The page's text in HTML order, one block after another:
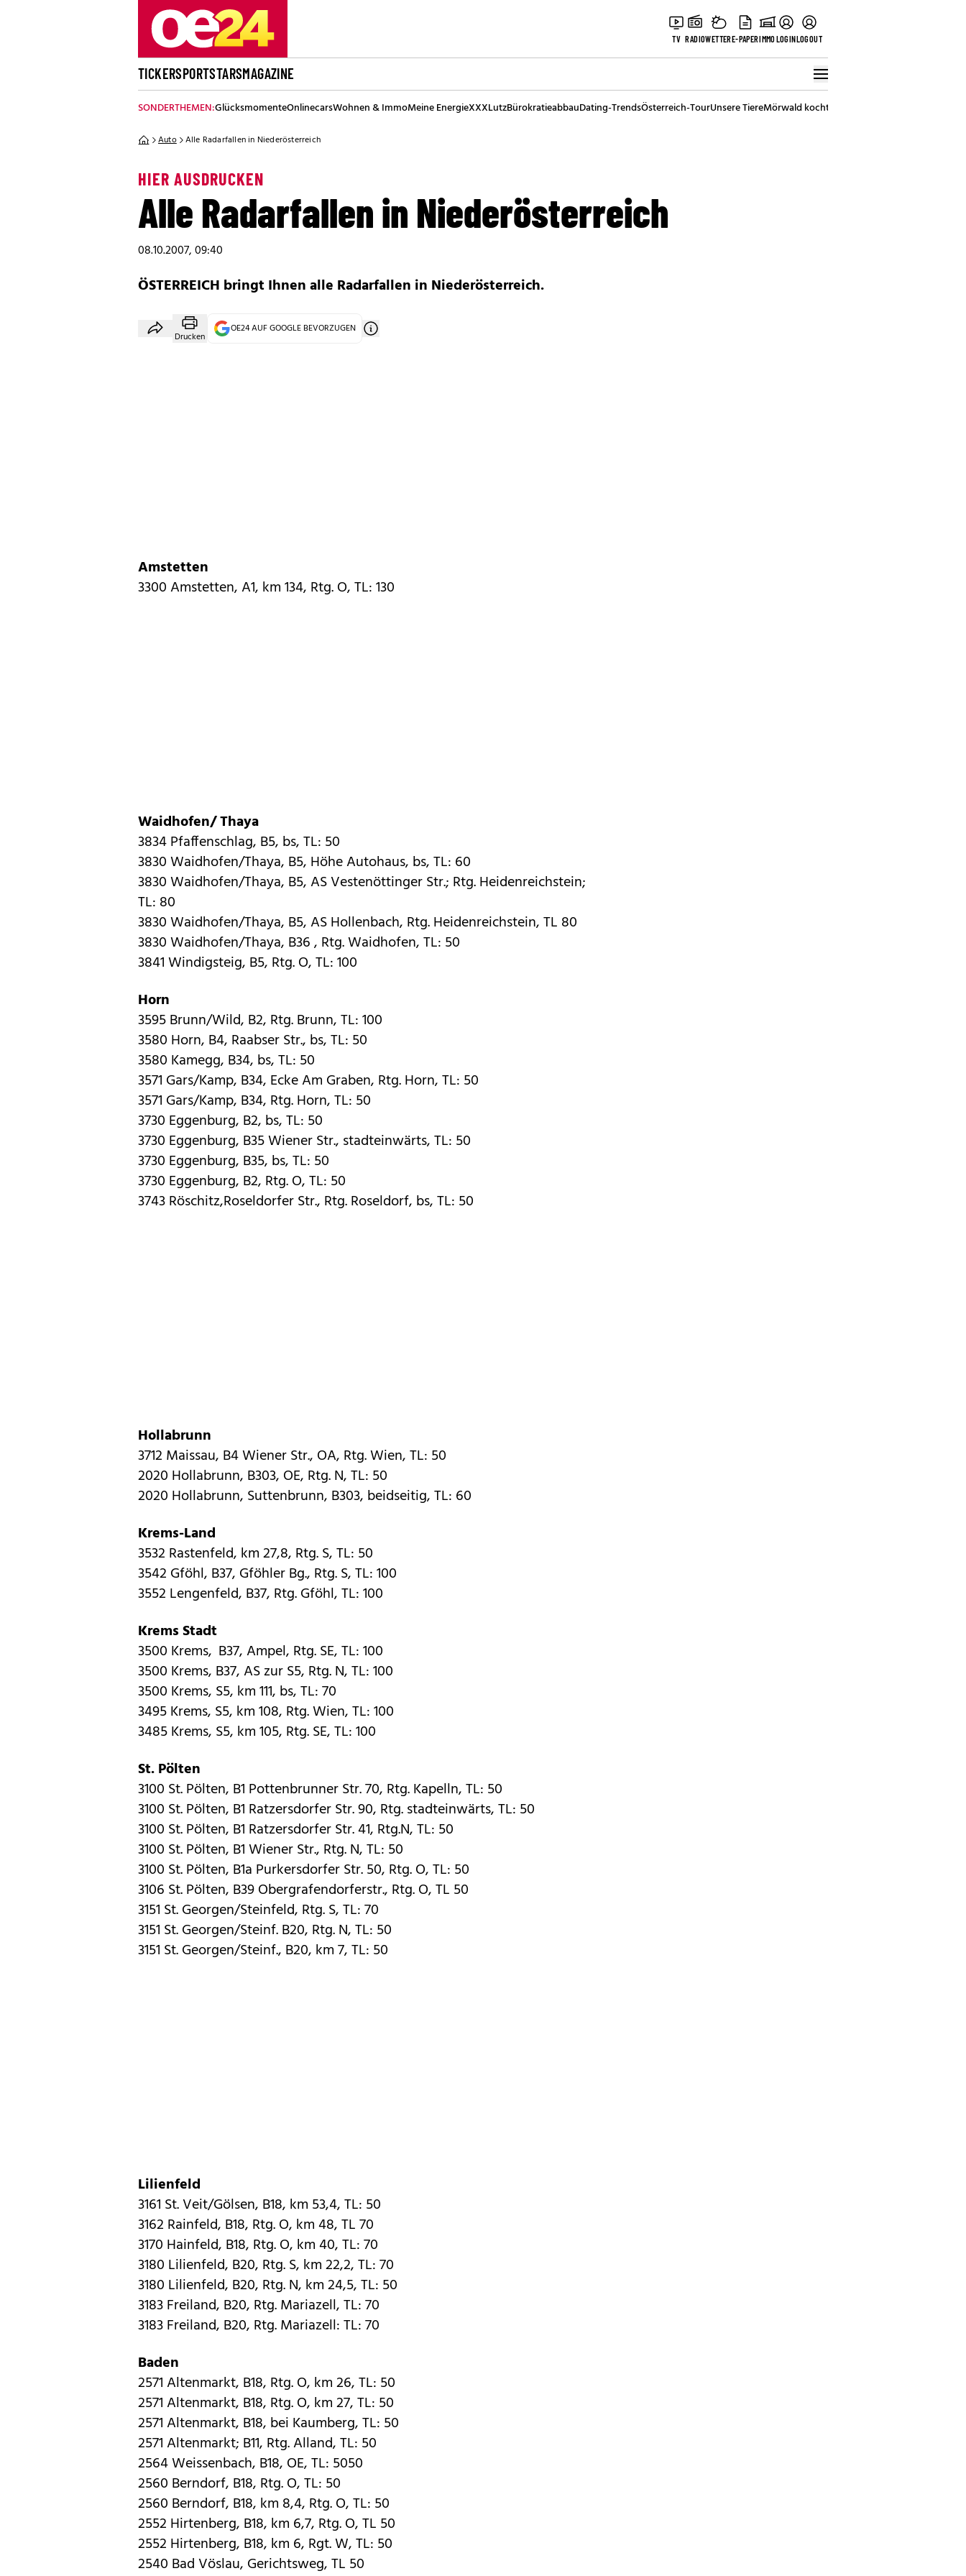
TV RADIOWETTERE-PAPERIMMOLOGINLOGOUT
TICKERSPORTSTARSMAGAZINE
SONDERTHEMEN:GlücksmomenteOnlinecarsWohnen & ImmoMeine EnergieXXXLutzBürokratieabbauDating-TrendsÖsterreich-TourUnsere TiereMörwald kocht
Auto Alle Radarfallen in Niederösterreich
HIER AUSDRUCKEN
Alle Radarfallen in Niederösterreich
08.10.2007, 09:40
ÖSTERREICH bringt Ihnen alle Radarfallen in Niederösterreich.
Drucken
OE24 AUF GOOGLE BEVORZUGEN
Amstetten
3300 Amstetten, A1, km 134, Rtg. O, TL: 130
Waidhofen/ Thaya
3834 Pfaffenschlag, B5, bs, TL: 50
3830 Waidhofen/Thaya, B5, Höhe Autohaus, bs, TL: 60
3830 Waidhofen/Thaya, B5, AS Vesten­öttinger Str.; Rtg. Heidenreichstein;
TL: 80
3830 Waidhofen/Thaya, B5, AS Hollenbach, Rtg. Heidenreichstein, TL 80
3830 Waidhofen/Thaya, B36 , Rtg. Waidhofen, TL: 50
3841 Windigsteig, B5, Rtg. O, TL: 100
Horn
3595 Brunn/Wild, B2, Rtg. Brunn, TL: 100
3580 Horn, B4, Raabser Str., bs, TL: 50
3580 Kamegg, B34, bs, TL: 50
3571 Gars/Kamp, B34, Ecke Am Graben, Rtg. Horn, TL: 50
3571 Gars/Kamp, B34, Rtg. Horn, TL: 50
3730 Eggenburg, B2, bs, TL: 50
3730 Eggenburg, B35 Wiener Str., stadteinwärts, TL: 50
3730 Eggenburg, B35, bs, TL: 50
3730 Eggenburg, B2, Rtg. O, TL: 50
3743 Röschitz,Roseldorfer Str., Rtg. Roseldorf, bs, TL: 50
Hollabrunn
3712 Maissau, B4 Wiener Str., OA, Rtg. Wien, TL: 50
2020 Hollabrunn, B303, OE, Rtg. N, TL: 50
2020 Hollabrunn, Suttenbrunn, B303, beidseitig, TL: 60
Krems-Land
3532 Rastenfeld, km 27,8, Rtg. S, TL: 50
3542 Gföhl, B37, Gföhler Bg., Rtg. S, TL: 100
3552 Lengenfeld, B37, Rtg. Gföhl, TL: 100
Krems Stadt
3500 Krems, B37, Ampel, Rtg. SE, TL: 100
3500 Krems, B37, AS zur S5, Rtg. N, TL: 100
3500 Krems, S5, km 111, bs, TL: 70
3495 Krems, S5, km 108, Rtg. Wien, TL: 100
3485 Krems, S5, km 105, Rtg. SE, TL: 100
St. Pölten
3100 St. Pölten, B1 Pottenbrunner Str. 70, Rtg. Kapelln, TL: 50
3100 St. Pölten, B1 Ratzersdorfer Str. 90, Rtg. stadteinwärts, TL: 50
3100 St. Pölten, B1 Ratzersdorfer Str. 41, Rtg.N, TL: 50
3100 St. Pölten, B1 Wiener Str., Rtg. N, TL: 50
3100 St. Pölten, B1a Purkersdorfer Str. 50, Rtg. O, TL: 50
3106 St. Pölten, B39 Obergrafendorferstr., Rtg. O, TL 50
3151 St. Georgen/Steinfeld, Rtg. S, TL: 70
3151 St. Georgen/Steinf. B20, Rtg. N, TL: 50
3151 St. Georgen/Steinf., B20, km 7, TL: 50
Lilienfeld
3161 St. Veit/Gölsen, B18, km 53,4, TL: 50
3162 Rainfeld, B18, Rtg. O, km 48, TL 70
3170 Hainfeld, B18, Rtg. O, km 40, TL: 70
3180 Lilienfeld, B20, Rtg. S, km 22,2, TL: 70
3180 Lilienfeld, B20, Rtg. N, km 24,5, TL: 50
3183 Freiland, B20, Rtg. Mariazell, TL: 70
3183 Freiland, B20, Rtg. Mariazell: TL: 70
Baden
2571 Altenmarkt, B18, Rtg. O, km 26, TL: 50
2571 Altenmarkt, B18, Rtg. O, km 27, TL: 50
2571 Altenmarkt, B18, bei Kaumberg, TL: 50
2571 Altenmarkt; B11, Rtg. Alland, TL: 50
2564 Weissenbach, B18, OE, TL: 5050
2560 Berndorf, B18, Rtg. O, TL: 50
2560 Berndorf, B18, km 8,4, Rtg. O, TL: 50
2552 Hirtenberg, B18, km 6,7, Rtg. O, TL 50
2552 Hirtenberg, B18, km 6, Rgt. W, TL: 50
2540 Bad Vöslau, Gerichtsweg, TL 50